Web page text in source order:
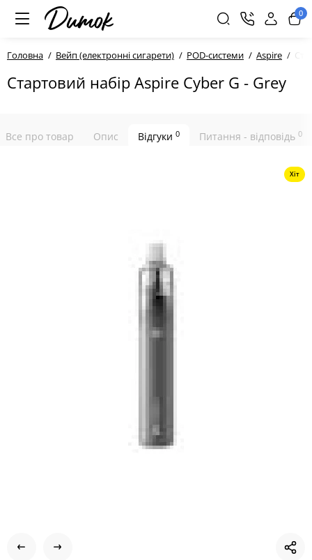
0
Головна Вейп (електронні сигарети) POD-системи Aspire
Стартовий набір Aspire Cyber G - Grey
Все про товар Опис Відгуки 0 Питання - відповідь 0
Хіт